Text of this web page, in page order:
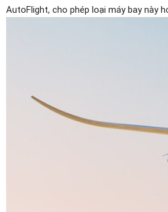
AutoFlight, cho phép loại máy bay này